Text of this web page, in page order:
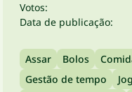
Votos:
Data de publicação:
Assar Bolos
Gestão de tempo